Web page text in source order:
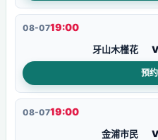
08-0719:00
牙山木槿花
预
08-0719:00
金浦市民